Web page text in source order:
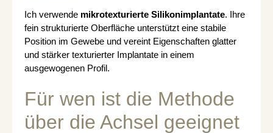
Ich verwende mikrotexturierte Silikonimplantate. Ihre
fein strukturierte Oberfläche unterstützt eine stabile
Position im Gewebe und vereint Eigenschaften glatter
und stärker texturierter Implantate in einem
ausgewogenen Profil.
Für wen ist die Methode
über die Achsel geeignet